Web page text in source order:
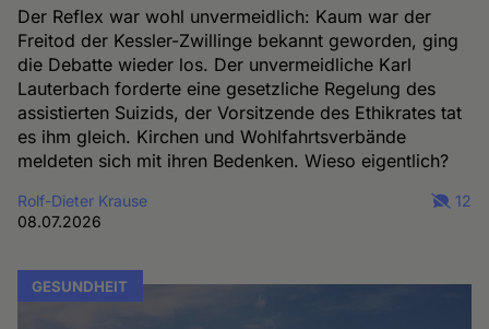
Der Reflex war wohl unvermeidlich: Kaum war der
Freitod der Kessler-Zwillinge bekannt geworden, ging
die Debatte wieder los. Der unvermeidliche Karl
Lauterbach forderte eine gesetzliche Regelung des
assistierten Suizids, der Vorsitzende des Ethikrates tat
es ihm gleich. Kirchen und Wohlfahrtsverbände
meldeten sich mit ihren Bedenken. Wieso eigentlich?
Rolf-Dieter Krause
08.07.2026
12
GESUNDHEIT